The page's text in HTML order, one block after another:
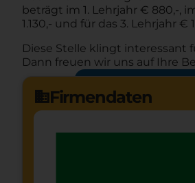
beträgt im 1. Lehrjahr € 880,-,
1.130,- und für das 3. Lehrjahr €
Diese Stelle klingt interessant
Dann freuen wir uns auf Ihre
domainFirmendaten